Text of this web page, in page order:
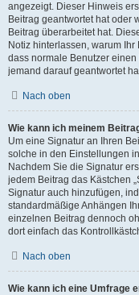
angezeigt. Dieser Hinweis
Beitrag geantwortet hat oder
Beitrag überarbeitet hat.
Notiz hinterlassen, warum
dass normale Benutzer
jemand darauf geantwortet
Nach oben
Wie kann ich meinem
Um eine Signatur an Ihren
solche in den Einstellungen
Nachdem Sie die Signatur
jedem Beitrag das Kästchen
Signatur auch hinzufügen,
standardmäßige Anhängen
einzelnen Beitrag dennoch
dort einfach das
Nach oben
Wie kann ich eine Umfrage